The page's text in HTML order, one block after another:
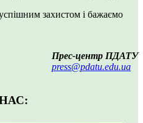
успішним захистом і бажаємо
Прес-центр ПДАТУ
press@pdatu.edu.ua